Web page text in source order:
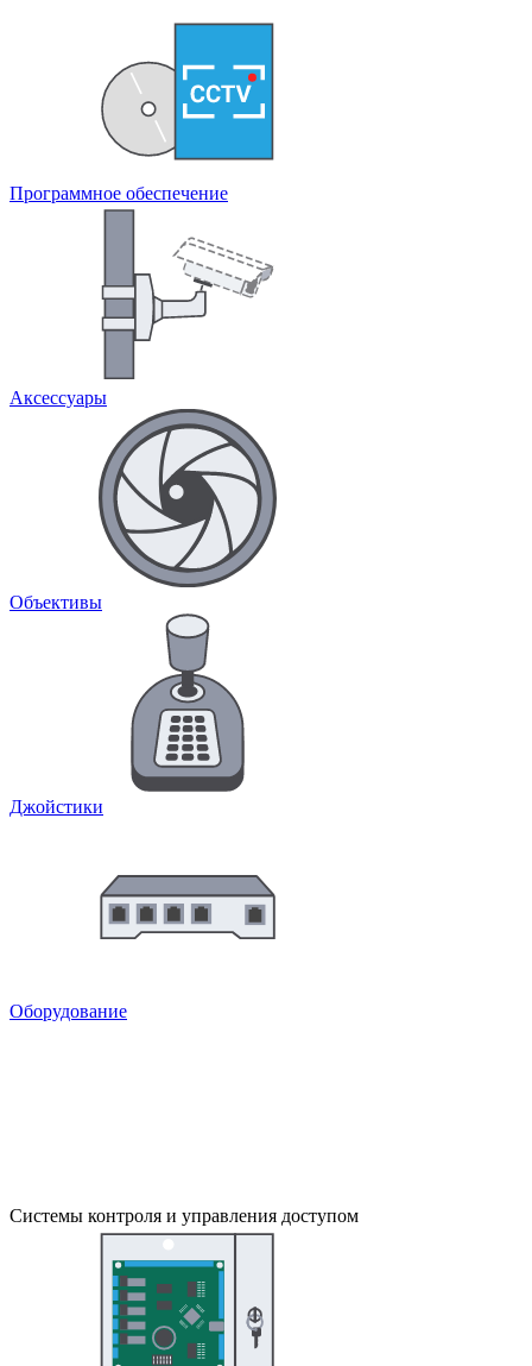
Программное обеспечение
Аксессуары
Объективы
Джойстики
Оборудование
Системы контроля и управления доступом